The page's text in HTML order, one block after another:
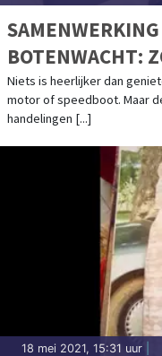
BOTENWACHT:
EEN VAST
Niets is heerlijker dan
motor of speedboot. Maar
handelingen [...]
18 mei 2021, 15:31 uur